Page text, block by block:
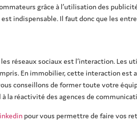
grâce à l’utilisation des
indispensable. Il faut donc que les
réseaux sociaux est l’interaction.
En immobilier, cette interaction est
conseillons de former toute votre
la réactivité des agences de
pour vous permettre de faire vos